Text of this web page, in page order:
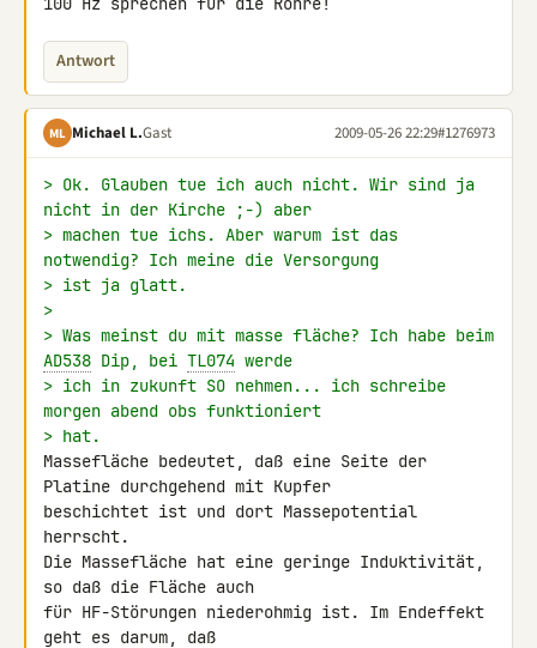
Antwort
ML Michael L.Gast 2009-05-26 22:29#1276973
> Ok. Glauben tue ich auch nicht. Wir sind ja
nicht in der Kirche ;-) aber
> machen tue ichs. Aber warum ist das
notwendig? Ich meine die Versorgung
> ist ja glatt.
>
AD538 Dip, bei TL074 werde
> ich in zukunft SO nehmen... ich schreibe
morgen abend obs funktioniert
> hat.
Massefläche bedeutet, daß eine Seite der
Platine durchgehend mit Kupfer
beschichtet ist und dort Massepotential
herrscht.
Die Massefläche hat eine geringe Induktivität,
so daß die Fläche auch
für HF-Störungen niederohmig ist. Im Endeffekt
geht es darum, daß